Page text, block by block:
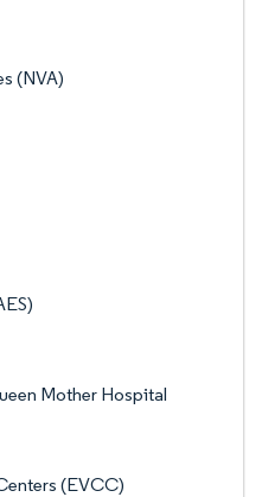
(NVA)
Mother Hospital
(EVCC)